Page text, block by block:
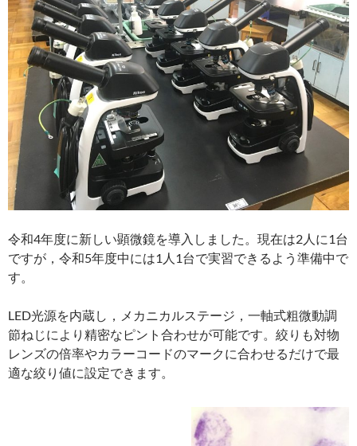
令和4年度に新しい顕微鏡を導入しました。現在は2人に1台
ですが，令和5年度中には1人1台で実習できるよう準備中で
す。
LED光源を内蔵し，メカニカルステージ，一軸式粗微動調
節ねじにより精密なピント合わせが可能です。絞りも対物
レンズの倍率やカラーコードのマークに合わせるだけで最
適な絞り値に設定できます。